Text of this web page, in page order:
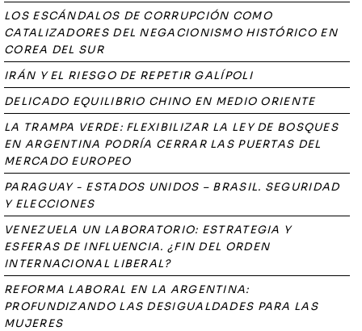
LOS ESCÁNDALOS DE CORRUPCIÓN COMO
CATALIZADORES DEL NEGACIONISMO HISTÓRICO EN
COREA DEL SUR
IRÁN Y EL RIESGO DE REPETIR GALÍPOLI
DELICADO EQUILIBRIO CHINO EN MEDIO ORIENTE
LA TRAMPA VERDE: FLEXIBILIZAR LA LEY DE BOSQUES
EN ARGENTINA PODRÍA CERRAR LAS PUERTAS DEL
MERCADO EUROPEO
PARAGUAY - ESTADOS UNIDOS – BRASIL. SEGURIDAD
Y ELECCIONES
VENEZUELA UN LABORATORIO: ESTRATEGIA Y
ESFERAS DE INFLUENCIA. ¿FIN DEL ORDEN
INTERNACIONAL LIBERAL?
REFORMA LABORAL EN LA ARGENTINA:
PROFUNDIZANDO LAS DESIGUALDADES PARA LAS
MUJERES